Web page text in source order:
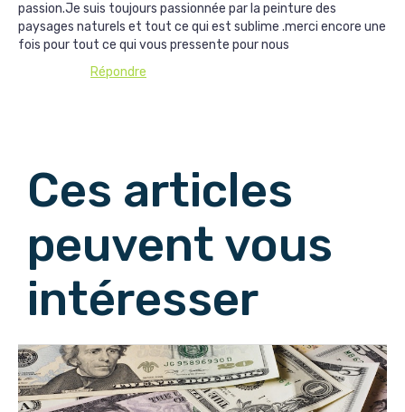
passion.Je suis toujours passionnée par la peinture des
paysages naturels et tout ce qui est sublime .merci encore une
fois pour tout ce qui vous pressente pour nous
Répondre
Ces articles
peuvent vous
intéresser